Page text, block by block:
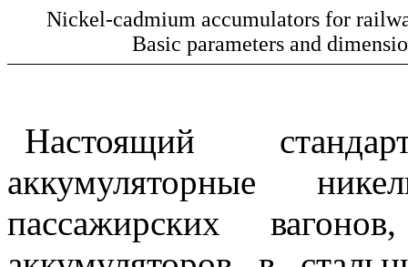
Nickel-cadmium accumulators for
Basic parameters and
Настоящий
аккумуляторные
пассажирских